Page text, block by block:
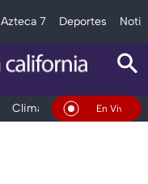
Azteca 7 Deportes
Clima Deportes
En Vivo